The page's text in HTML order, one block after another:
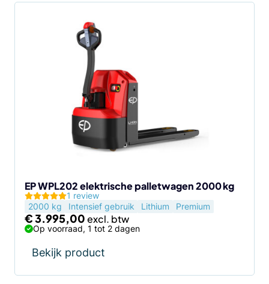
EP WPL202 elektrische palletwagen 2000 kg
1 review
2000 kg
Intensief gebruik Lithium Premium
€3.995,00
Op voorraad, 1 tot 2 dagen
Bekijk product